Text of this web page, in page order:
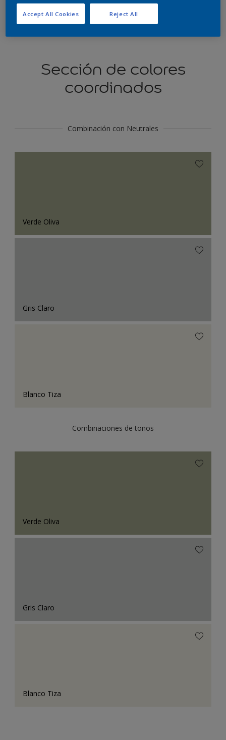
Visualiza el color en tus paredes
Sección de colores
coordinados
Combinación con Neutrales
Verde Oliva
Gris Claro
Blanco Tiza
Combinaciones de tonos
Verde Oliva
Gris Claro
Blanco Tiza
Reject All
Accept All Cookies